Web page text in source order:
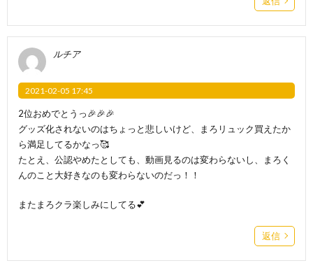
ルチア
2021-02-05 17:45
2位おめでとうっ🎉🎉🎉
グッズ化されないのはちょっと悲しいけど、まろリュック買えたか
ら満足してるかなっ🥰
たとえ、公認やめたとしても、動画見るのは変わらないし、まろく
んのこと大好きなのも変わらないのだっ！！
またまろクラ楽しみにしてる💕
返信